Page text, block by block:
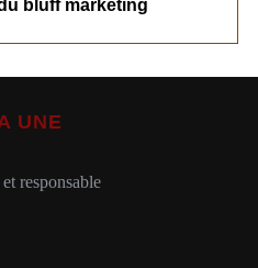
bluff marketing
UNE
responsable